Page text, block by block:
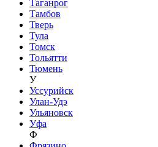
Таганрог
Тамбов
Тверь
Тула
Томск
Тольятти
Тюмень
У
Уссурийск
Улан-Удэ
Ульяновск
Уфа
Ф